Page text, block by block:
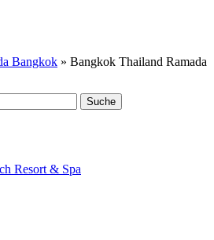
Bangkok » Bangkok Thailand Ramada
Resort & Spa